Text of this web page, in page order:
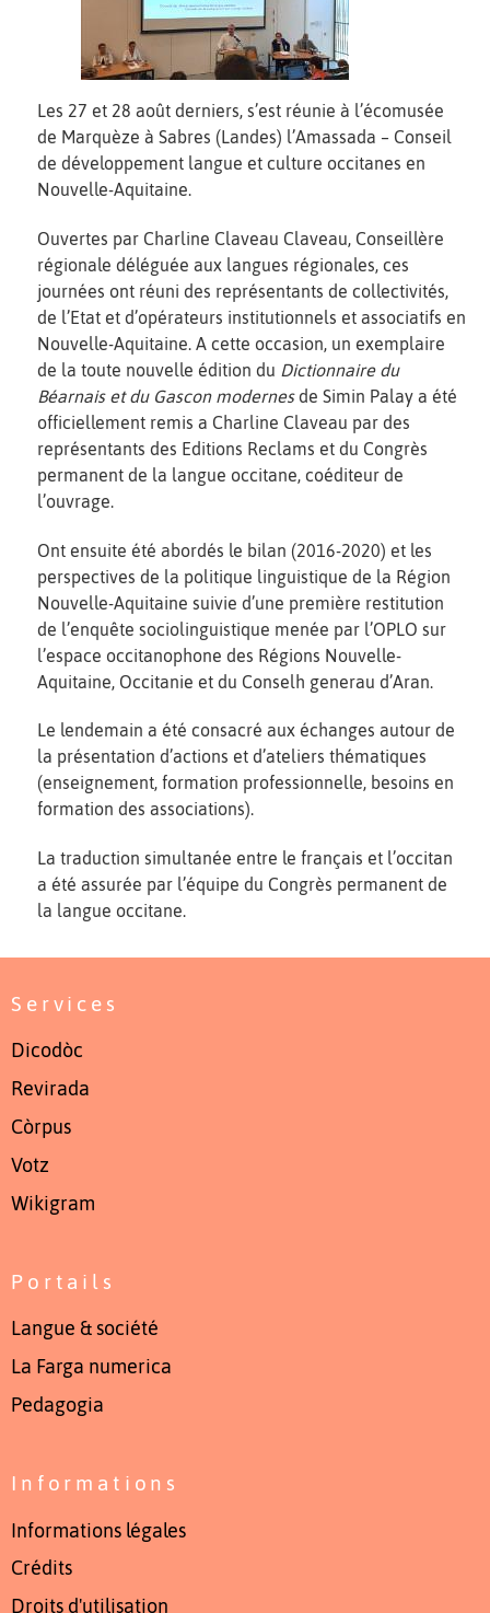
Les 27 et 28 août derniers, s’est réunie à l’écomusée
de Marquèze à Sabres (Landes) l’Amassada – Conseil
de développement langue et culture occitanes en
Nouvelle-Aquitaine.
Ouvertes par Charline Claveau Claveau, Conseillère
régionale déléguée aux langues régionales, ces
journées ont réuni des représentants de collectivités,
de l’Etat et d’opérateurs institutionnels et associatifs en
Nouvelle-Aquitaine. A cette occasion, un exemplaire
de la toute nouvelle édition du Dictionnaire du
Béarnais et du Gascon modernesde Simin Palay a été
officiellement remis a Charline Claveau par des
représentants des Editions Reclams et du Congrès
permanent de la langue occitane, coéditeur de
l’ouvrage.
Ont ensuite été abordés le bilan (2016-2020) et les
perspectives de la politique linguistique de la Région
Nouvelle-Aquitaine suivie d’une première restitution
de l’enquête sociolinguistique menée par l’OPLO sur
l’espace occitanophone des Régions Nouvelle-
Aquitaine, Occitanie et du Conselh generau d’Aran.
Le lendemain a été consacré aux échanges autour de
la présentation d’actions et d’ateliers thématiques
(enseignement, formation professionnelle, besoins en
formation des associations).
La traduction simultanée entre le français et l’occitan
a été assurée par l’équipe du Congrès permanent de
la langue occitane.
Services
Dicodòc
Revirada
Còrpus
Votz
Wikigram
Portails
Langue & société
La Farga numerica
Pedagogia
Informations
Informations légales
Crédits
Droits d'utilisation